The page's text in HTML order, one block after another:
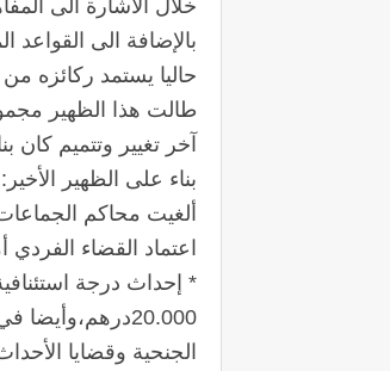
خلال الاشارة الى
بالإضافة الى
حاليا يستمد ركائزه من ظهير 15/
طالت هذا الظهير
آخر تغيير وتتميم كان بناء على
بناء على الظهير الأخير:
ألغيت محاكم
اعتماد القضاء
* إحداث درجة استئنافية
الجنحية وقضايا